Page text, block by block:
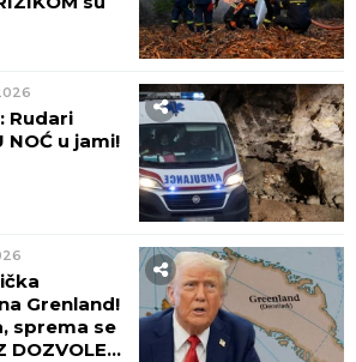
Rudari
NOĆ u jami!
Grenland!
sprema se
DOZVOLE